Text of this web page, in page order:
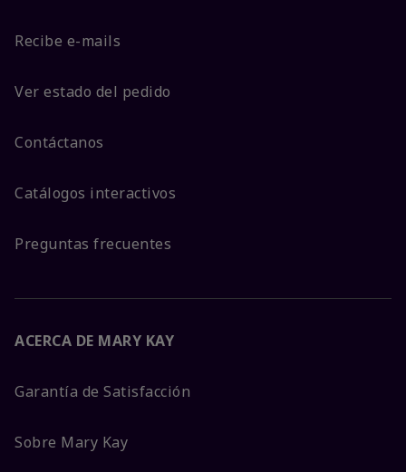
Recibe e-mails
Ver estado del pedido
Contáctanos
Catálogos interactivos
Preguntas frecuentes
ACERCA DE MARY KAY
Garantía de Satisfacción
Sobre Mary Kay